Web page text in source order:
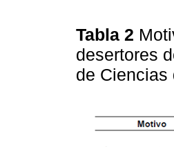
Tabla 2
desertores
de Ciencias